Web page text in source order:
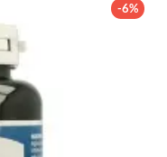
-6%